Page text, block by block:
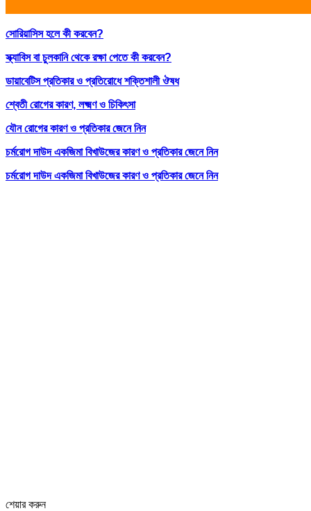
সোরিয়াসিস হলে কী করবেন?
স্ক্যাবিস বা চুলকানি থেকে রক্ষা পেতে কী করবেন?
ডায়াবেটিস প্রতিকার ও প্রতিরোধে শক্তিশালী ঔষধ
শ্বেতী রোগের কারণ, লক্ষ্মণ ও চিকিৎসা
যৌন রোগের কারণ ও প্রতিকার জেনে নিন
চর্মরোগ দাউদ একজিমা বিখাউজের কারণ ও প্রতিকার জেনে নিন
চর্মরোগ দাউদ একজিমা বিখাউজের কারণ ও প্রতিকার জেনে নিন
শেয়ার করুন